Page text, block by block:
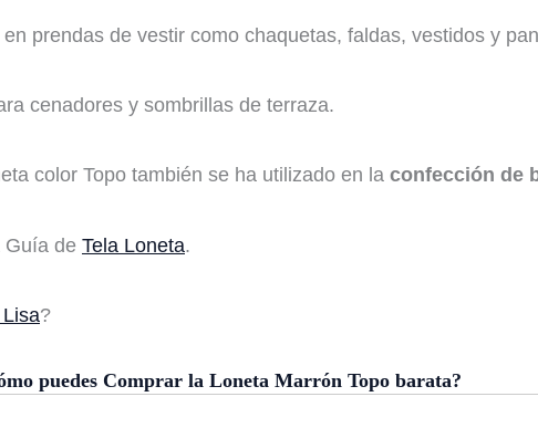
prendas de vestir como chaquetas, faldas, vestidos y
cenadores y sombrillas de terraza.
color Topo también se ha utilizado en la confección de
Guía de Tela Loneta.
?
puedes Comprar la Loneta Marrón Topo barata?